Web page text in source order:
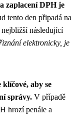
zaplacení DPH je
tento den připadá na
následující
elektronicky, je
aby se
správy. V případě
hrozí penále a